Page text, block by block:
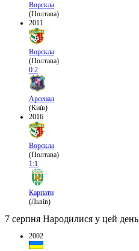
Ворскла
(Полтава)
2011
Ворскла
(Полтава)
0:2
Арсенал
(Київ)
2016
Ворскла
(Полтава)
1:1
Карпати
(Львів)
7 серпня Народилися у цей день
2002